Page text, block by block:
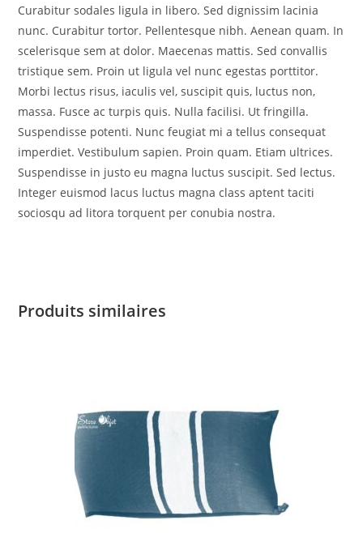
Curabitur sodales ligula in libero. Sed dignissim lacinia
nunc. Curabitur tortor. Pellentesque nibh. Aenean quam. In
scelerisque sem at dolor. Maecenas mattis. Sed convallis
tristique sem. Proin ut ligula vel nunc egestas porttitor.
Morbi lectus risus, iaculis vel, suscipit quis, luctus non,
massa. Fusce ac turpis quis. Nulla facilisi. Ut fringilla.
Suspendisse potenti. Nunc feugiat mi a tellus consequat
imperdiet. Vestibulum sapien. Proin quam. Etiam ultrices.
Suspendisse in justo eu magna luctus suscipit. Sed lectus.
Integer euismod lacus luctus magna class aptent taciti
sociosqu ad litora torquent per conubia nostra.
Produits similaires